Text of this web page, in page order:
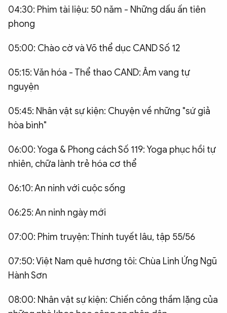
04:30: Phim tài liệu: 50 năm - Những dấu ấn tiên
phong
05:00: Chào cờ và Võ thể dục CAND Số 12
05:15: Văn hóa - Thể thao CAND: Âm vang tự
nguyện
05:45: Nhân vật sự kiện: Chuyện về những "sứ giả
hòa bình"
06:00: Yoga & Phong cách Số 119: Yoga phục hồi tự
nhiên, chữa lành trẻ hóa cơ thể
06:10: An ninh với cuộc sống
06:25: An ninh ngày mới
07:00: Phim truyện: Thính tuyết lâu, tập 55/56
07:50: Việt Nam quê hương tôi: Chùa Linh Ứng Ngũ
Hành Sơn
08:00: Nhân vật sự kiện: Chiến công thầm lặng của